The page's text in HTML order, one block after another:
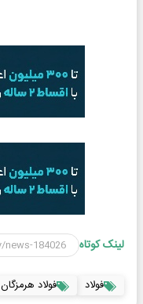
لینک کوتاه
فولاد فولاد هرمزگان